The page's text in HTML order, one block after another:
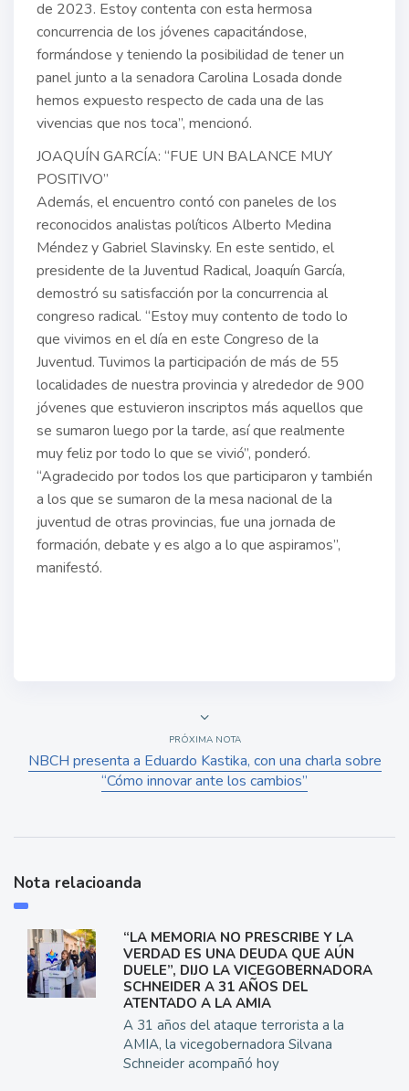
de 2023. Estoy contenta con esta hermosa
concurrencia de los jóvenes capacitándose,
formándose y teniendo la posibilidad de tener un
panel junto a la senadora Carolina Losada donde
hemos expuesto respecto de cada una de las
vivencias que nos toca”, mencionó.
JOAQUÍN GARCÍA: “FUE UN BALANCE MUY
POSITIVO”
Además, el encuentro contó con paneles de los
reconocidos analistas políticos Alberto Medina
Méndez y Gabriel Slavinsky. En este sentido, el
presidente de la Juventud Radical, Joaquín García,
demostró su satisfacción por la concurrencia al
congreso radical. “Estoy muy contento de todo lo
que vivimos en el día en este Congreso de la
Juventud. Tuvimos la participación de más de 55
localidades de nuestra provincia y alrededor de 900
jóvenes que estuvieron inscriptos más aquellos que
se sumaron luego por la tarde, así que realmente
muy feliz por todo lo que se vivió”, ponderó.
“Agradecido por todos los que participaron y también
a los que se sumaron de la mesa nacional de la
juventud de otras provincias, fue una jornada de
formación, debate y es algo a lo que aspiramos”,
manifestó.
PRÓXIMA NOTA
NBCH presenta a Eduardo Kastika, con una charla sobre
“Cómo innovar ante los cambios”
Nota relacioanda
“LA MEMORIA NO PRESCRIBE Y LA
VERDAD ES UNA DEUDA QUE AÚN
DUELE”, DIJO LA VICEGOBERNADORA
SCHNEIDER A 31 AÑOS DEL
ATENTADO A LA AMIA
A 31 años del ataque terrorista a la
AMIA, la vicegobernadora Silvana
Schneider acompañó hoy